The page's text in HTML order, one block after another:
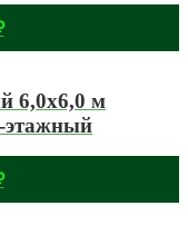
6,0х6,0 м
этажный